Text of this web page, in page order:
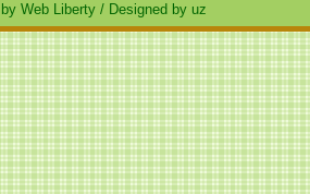
Web Liberty / Designed by uz